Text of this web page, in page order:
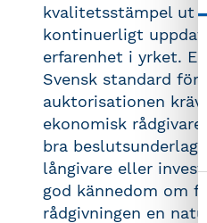
kvalitetsstämpel ut
kontinuerligt
erfarenhet i yrket.
Svensk standard för
auktorisationen
ekonomisk
bra beslutsunderlag
långivare eller
god kännedom om
rådgivningen en